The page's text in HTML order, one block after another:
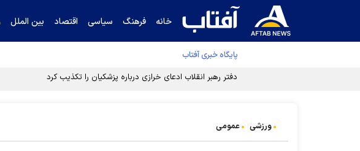
خانه فرهنگ سیاسی اقتصاد بین الملل
پایگاه خبری آفتاب
ورزشی عمومی